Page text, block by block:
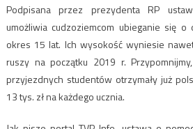
Podpisana przez prezydenta RP
umożliwia cudzoziemcom ubieganie się
okres 15 lat. Ich wysokość wyniesie
ruszy na początku 2019 r.
przyjezdnych studentów otrzymały już
13 tys. zł na każdego ucznia.